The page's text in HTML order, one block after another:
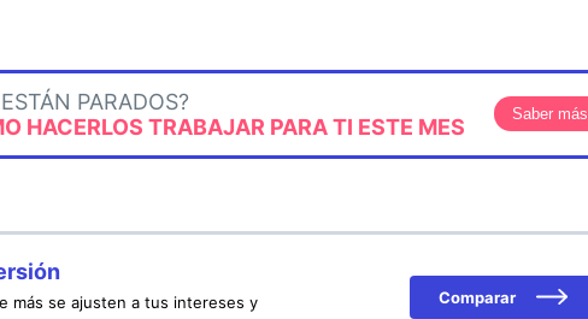
PARADOS?
HACERLOS TRABAJAR PARA TI ESTE MES
Saber más
más se ajusten a tus intereses y
Comparar